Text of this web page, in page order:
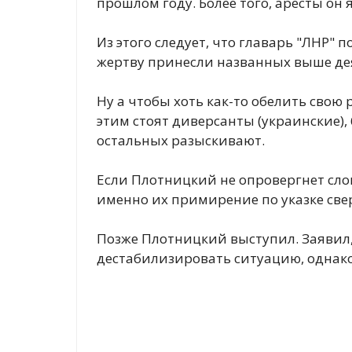
Из этого следует, что главарь "ЛНР"
жертву принесли названных выше
Ну а чтобы хоть как-то обелить
этим стоят диверсанты
остальных разыскивают.
Если Плотницкий не опровергнет
именно их примирение по указке
Позже Плотницкий выступил.
дестабилизировать ситуацию,